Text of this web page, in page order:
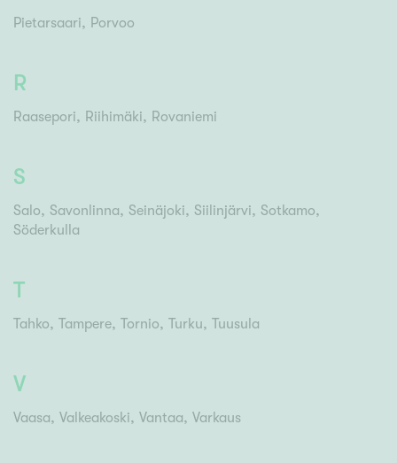
Pietarsaari Porvoo
R
Raasepori Riihimäki Rovaniemi
S
Salo Savonlinna Seinäjoki Siilinjärvi
Sotkamo
Söderkulla
T
Tahko Tampere Tornio Turku Tuusula
V
Vaasa Valkeakoski Vantaa Varkaus